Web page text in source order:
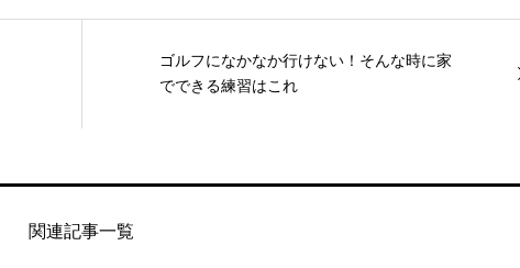
ゴルフになかなか行けない！そんな時に家
でできる練習はこれ
関連記事一覧